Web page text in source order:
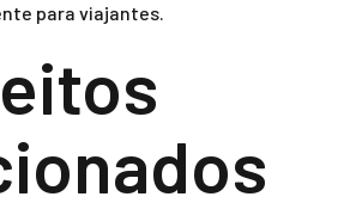
para viajantes.